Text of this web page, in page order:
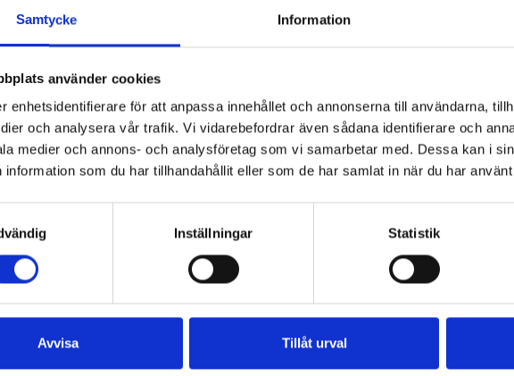
Samtycke Information
använder cookies
enhetsidentifierare för att anpassa innehållet och annonserna till användarna,
och analysera vår trafik. Vi vidarebefordrar även sådana identifierare och
medier och annons- och analysföretag som vi samarbetar med. Dessa kan i
information som du har tillhandahållit eller som de har samlat in när du har
Inställningar Statistik
Avvisa Tillåt urval
Jordgubbsfil
2,7% 1000g
Päronfil 2,7%
Skogsbärsfil